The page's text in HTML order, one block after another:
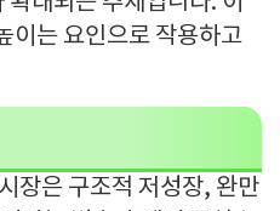
이는 요인으로 작용하고
장은 구조적 저성장, 완만